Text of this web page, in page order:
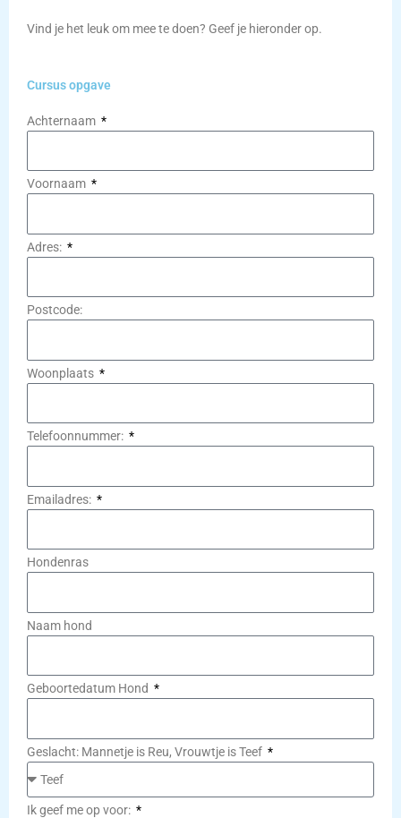
Vind je het leuk om mee te doen? Geef je hieronder op.
Cursus opgave
Achternaam
Voornaam
Adres:
Postcode:
Woonplaats
Telefoonnummer:
Emailadres:
Hondenras
Naam hond
Geboortedatum Hond
Geslacht: Mannetje is Reu, Vrouwtje is Teef
Ik geef me op voor: